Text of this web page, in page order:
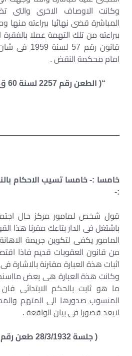
وكانت الاوصاف الاخرى والتى
المباشرة قضى نهائيا ببراءته منها
قانون رقم
امام محكمة النقض .
“( الطعن رقم 2257 لسنة 60 ق جلسة 27/1/1997 )
خامسا :- خامسا تسيب الاحكام
:-
قول شخص لمامور مركز حال
باشتغل فى الدار بتاعك مقرنا هذا
من قانون العقوبات قديم فاذا
اثبات هذة العبارة مقترنة بالاشارة
وكانت هذة العبارة هى بعض
ما هو ثابت بالحكم الابتدائى
المنسوب صدورها الى المتهم
لايعد قصورا فى بيان الواقعة .
( جلسة 28/3/1932 طعن رقم 1586 سنة 2 ق )